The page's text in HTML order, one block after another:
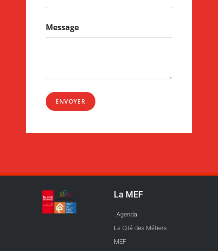
Message
ENVOYER
La MEF
Agenda
La Cité des Métiers
MEF